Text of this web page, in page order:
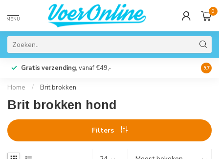
MENU
0
Gratis verzending, vanaf €49,- 9.7
Home / Brit brokken
Brit brokken hond
Filters